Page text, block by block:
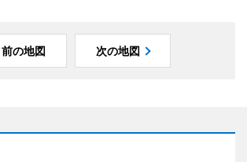
前の地図 次の地図